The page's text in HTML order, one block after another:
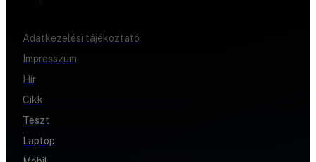
Adatkezelési tájékoztató
Impresszum
Hír
Cikk
Teszt
Laptop